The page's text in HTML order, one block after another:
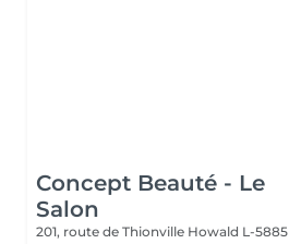
Concept Beauté - Le
Salon
201, route de Thionville Howald L-5885